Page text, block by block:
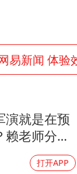
中医教你一
夯实基础开
易新闻 体验
演就是在预
老师分析
打开APP